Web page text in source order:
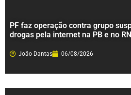
PF faz operação contra grupo
drogas pela internet na PB e no RN
João Dantas 06/08/2026